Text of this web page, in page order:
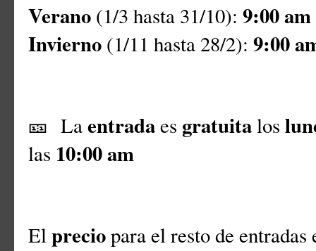
Verano (1/3 hasta 31/10): 9:00 am
Invierno (1/11 hasta 28/2): 9:00
🎫 Laentradaes gratuitalos
las 10:00 am
Elpreciopara el resto de entradas